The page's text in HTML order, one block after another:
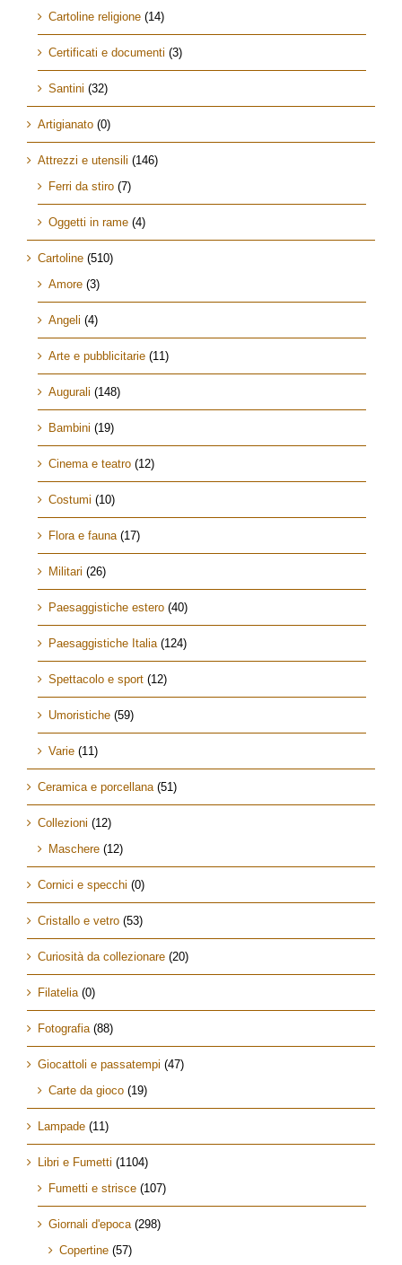
Cartoline religione (14)
Certificati e documenti (3)
Santini (32)
Artigianato (0)
Attrezzi e utensili (146)
Ferri da stiro (7)
Oggetti in rame (4)
Cartoline (510)
Amore (3)
Angeli (4)
Arte e pubblicitarie (11)
Augurali (148)
Bambini (19)
Cinema e teatro (12)
Costumi (10)
Flora e fauna (17)
Militari (26)
Paesaggistiche estero (40)
Paesaggistiche Italia (124)
Spettacolo e sport (12)
Umoristiche (59)
Varie (11)
Ceramica e porcellana (51)
Collezioni (12)
Maschere (12)
Cornici e specchi (0)
Cristallo e vetro (53)
Curiosità da collezionare (20)
Filatelia (0)
Fotografia (88)
Giocattoli e passatempi (47)
Carte da gioco (19)
Lampade (11)
Libri e Fumetti (1104)
Fumetti e strisce (107)
Giornali d'epoca (298)
Copertine (57)